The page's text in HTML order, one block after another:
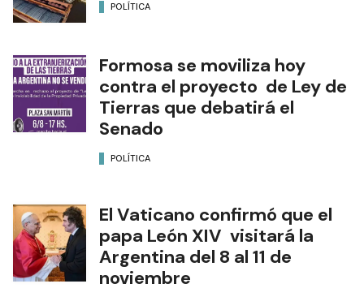
POLÍTICA
Formosa se moviliza hoy
contra el proyecto de Ley de
Tierras que debatirá el
Senado
POLÍTICA
El Vaticano confirmó que el
papa León XIV visitará la
Argentina del 8 al 11 de
noviembre